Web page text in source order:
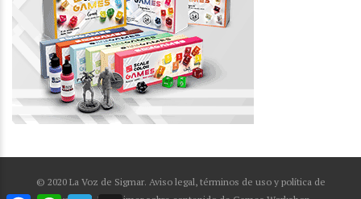
© 2020 La Voz de Sigmar. Aviso legal, términos de uso y política de